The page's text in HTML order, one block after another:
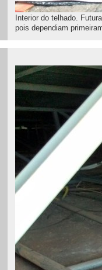
Interior do telhado.
pois dependiam